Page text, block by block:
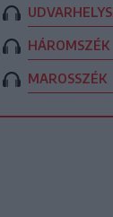
HÁROMSZÉK
MAROSSZÉK